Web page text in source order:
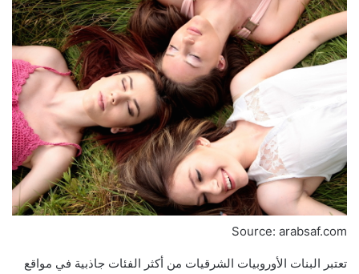
Source: arabsaf.com
تعتبر البنات الأوروبيات الشرقيات من أكثر الفئات جاذبية في مواقع